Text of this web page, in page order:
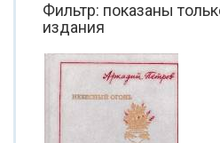
Фильтр: показаны
издания